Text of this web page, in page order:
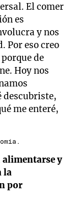
El comer
es
y nos
Por eso creo
de
Hoy nos
descubriste,
me enteré,
alimentarse y
la
por